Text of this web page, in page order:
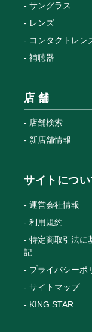
サングラス
レンズ
コンタクトレン
補聴器
店 舗
店舗検索
新店舗情報
サイトについ
運営会社情報
利用規約
特定商取引法に
記
プライバシーポ
サイトマップ
KING STAR